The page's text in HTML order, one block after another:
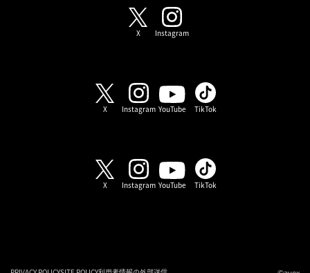
X Instagram
X Instagram YouTube TikTok
X Instagram YouTube TikTok